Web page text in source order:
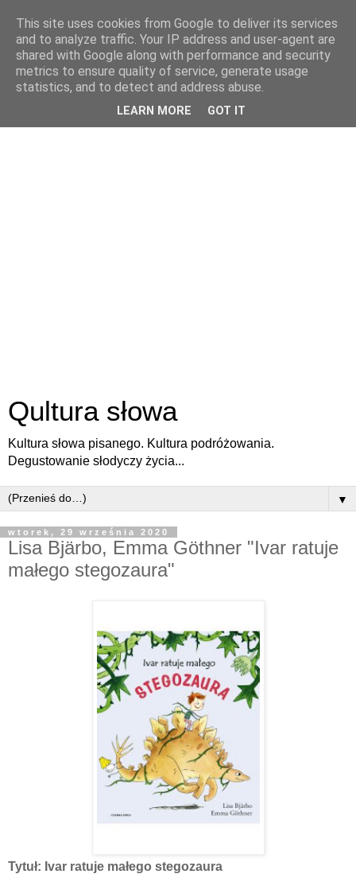
Qultura słowa
Kultura słowa pisanego. Kultura podróżowania.
Degustowanie słodyczy życia...
▼
wtorek, 29 września 2020
Lisa Bjärbo, Emma Göthner "Ivar ratuje
małego stegozaura"
Tytuł: Ivar ratuje małego stegozaura
This site uses cookies from Google to deliver its services
and to analyze traffic. Your IP address and user-agent are
shared with Google along with performance and security
metrics to ensure quality of service, generate usage
statistics, and to detect and address abuse.
LEARN MORE GOT IT